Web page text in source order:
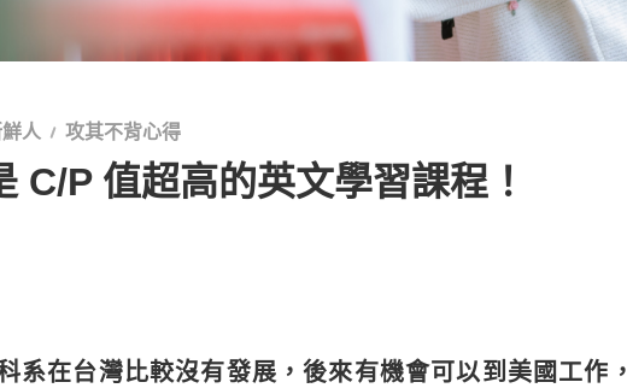
人 攻其不背心得
P 值超高的英文學習課程！
系在台灣比較沒有發展，後來有機會可以到美國工作，